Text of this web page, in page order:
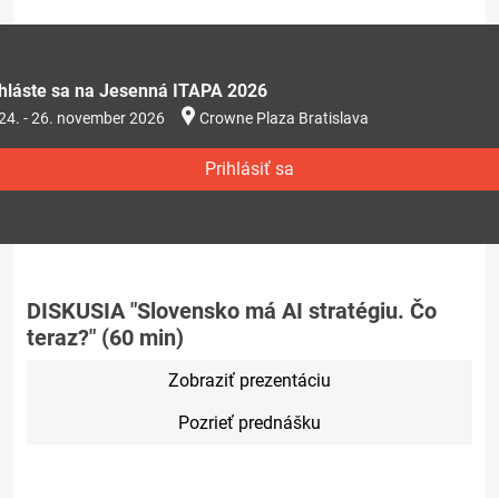
sa na Jesenná ITAPA 2026
- 26. november 2026 Crowne Plaza Bratislava
Prihlásiť sa
DISKUSIA "Slovensko má AI stratégiu. Čo
teraz?" (60 min)
Zobraziť prezentáciu
Pozrieť prednášku